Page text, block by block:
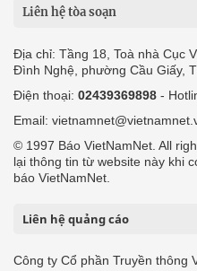
Liên hệ tòa soạn
Địa chỉ: Tầng 18, Toà nhà Cục
Đình Nghệ, phường Cầu Giấy,
Điện thoại: 02439369898 -
Email:
© 1997 Báo VietNamNet. All
lại thông tin từ website này khi
báo VietNamNet.
Liên hệ quảng cáo
Công ty Cổ phần Truyền thông